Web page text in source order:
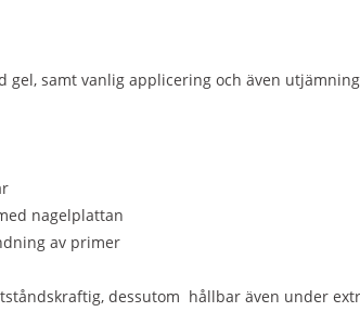
samt vanlig applicering och även
nagelplattan
av primer
dessutom hållbar även under